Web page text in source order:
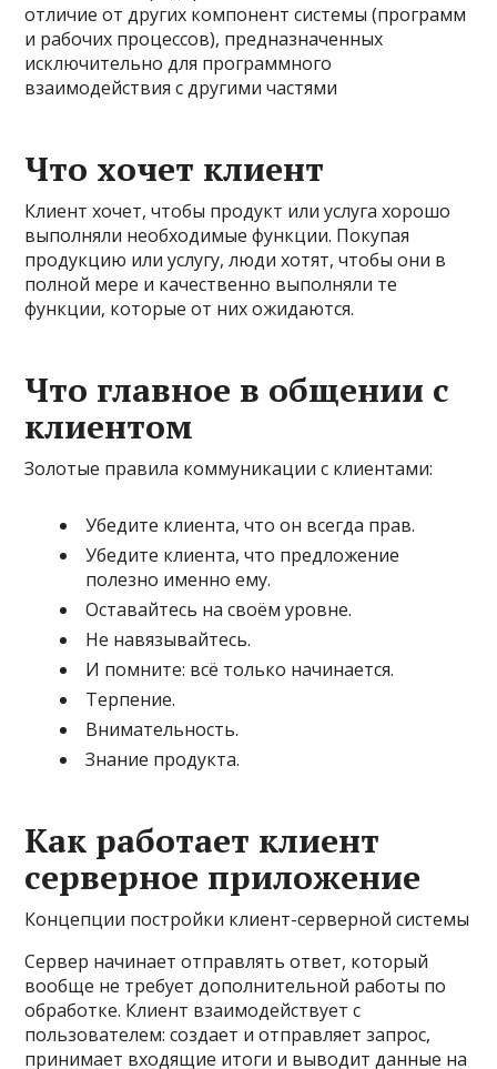
отличие от других компонент системы (программ
и рабочих процессов), предназначенных
исключительно для программного
взаимодействия с другими частями
Что хочет клиент
Клиент хочет, чтобы продукт или услуга хорошо
выполняли необходимые функции. Покупая
продукцию или услугу, люди хотят, чтобы они в
полной мере и качественно выполняли те
функции, которые от них ожидаются.
Что главное в общении с
клиентом
Золотые правила коммуникации с клиентами:
Убедите клиента, что он всегда прав.
Убедите клиента, что предложение
полезно именно ему.
Оставайтесь на своём уровне.
Не навязывайтесь.
И помните: всё только начинается.
Терпение.
Внимательность.
Знание продукта.
Как работает клиент
серверное приложение
Концепции постройки клиент-серверной системы
Сервер начинает отправлять ответ, который
вообще не требует дополнительной работы по
обработке. Клиент взаимодействует с
пользователем: создает и отправляет запрос,
принимает входящие итоги и выводит данные на